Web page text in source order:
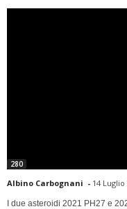
280
Albino Carbognani - 14 Luglio
I due asteroidi 2021 PH27 e